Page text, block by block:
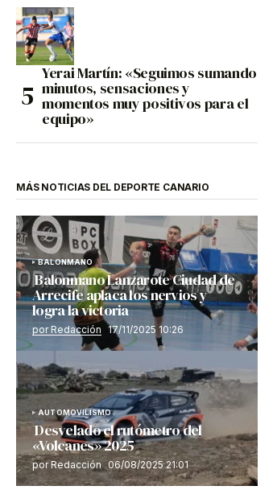
Yerai Martín: «Seguimos sumando
minutos, sensaciones y
momentos muy positivos para el
equipo»
MÁS NOTICIAS DEL DEPORTE CANARIO
BALONMANO
Balonmano Lanzarote Ciudad de
Arrecife aplaca los nervios y
logra la victoria
por Redacción 17/11/2025 10:26
AUTOMOVILISMO
Desvelado el rutómetro del
«Volcanes» 2025
por Redacción 06/08/2025 21:01